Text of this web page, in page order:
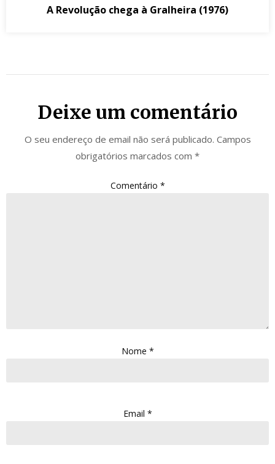
A Revolução chega à Gralheira (1976)
Deixe um comentário
O seu endereço de email não será publicado. Campos
obrigatórios marcados com *
Comentário *
Nome *
Email *